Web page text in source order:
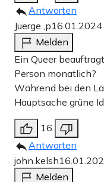
Antworten
Juerge ,p
Melden
Ein Queer
Person monatlich?
Während bei den
Hauptsache grüne
16
Antworten
john.kelsh
Melden